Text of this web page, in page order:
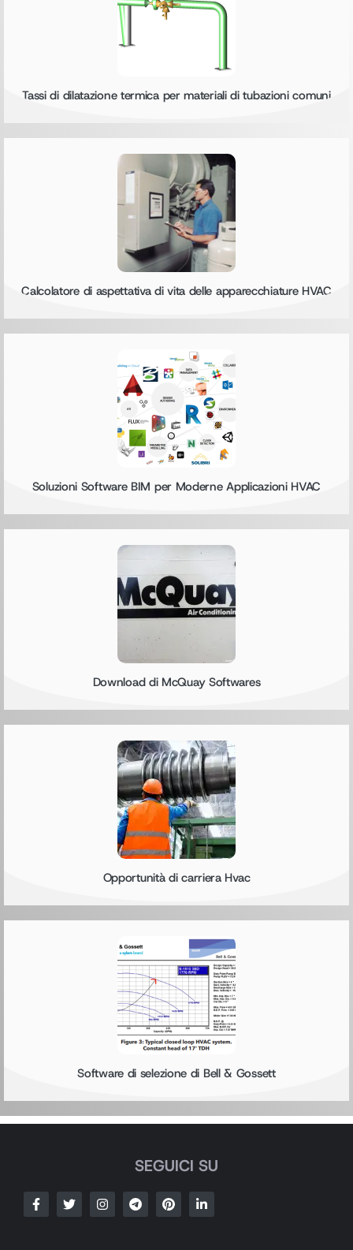
Tassi di dilatazione termica per materiali di tubazioni comuni
Calcolatore di aspettativa di vita delle apparecchiature HVAC
Soluzioni Software BIM per Moderne Applicazioni HVAC
Download di McQuay Softwares
Opportunità di carriera Hvac
Software di selezione di Bell & Gossett
SEGUICI SU